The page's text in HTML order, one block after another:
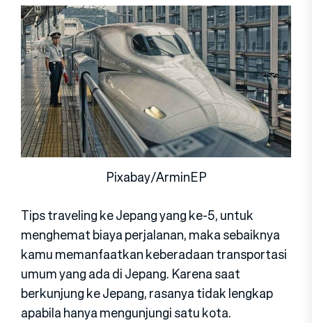
Pixabay/ArminEP
Tips traveling ke Jepang yang ke-5, untuk
menghemat biaya perjalanan, maka sebaiknya
kamu memanfaatkan keberadaan transportasi
umum yang ada di Jepang. Karena saat
berkunjung ke Jepang, rasanya tidak lengkap
apabila hanya mengunjungi satu kota.